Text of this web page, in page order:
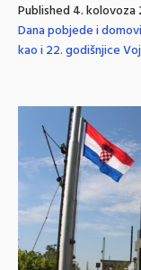
Published4. kolovoza
Dana pobjede i
kao i 22. godišnjice